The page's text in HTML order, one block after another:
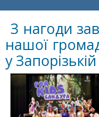
З нагоди
нашої
у